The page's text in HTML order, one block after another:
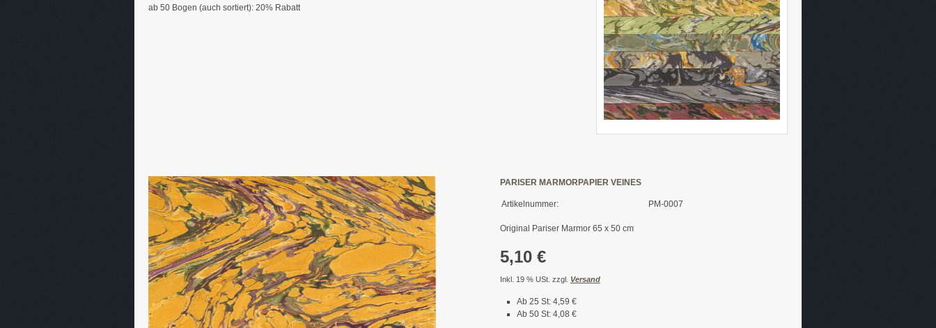
ab 50 Bogen (auch sortiert): 20% Rabatt
PARISER MARMORPAPIER VEINES
Artikelnummer: PM-0007
Original Pariser Marmor 65 x 50 cm
5,10 €
Inkl. 19 % USt. zzgl. Versand
Ab 25 St: 4,59 €
Ab 50 St: 4,08 €